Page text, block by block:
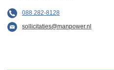
088 282-8128
sollicitaties@manpower.nl